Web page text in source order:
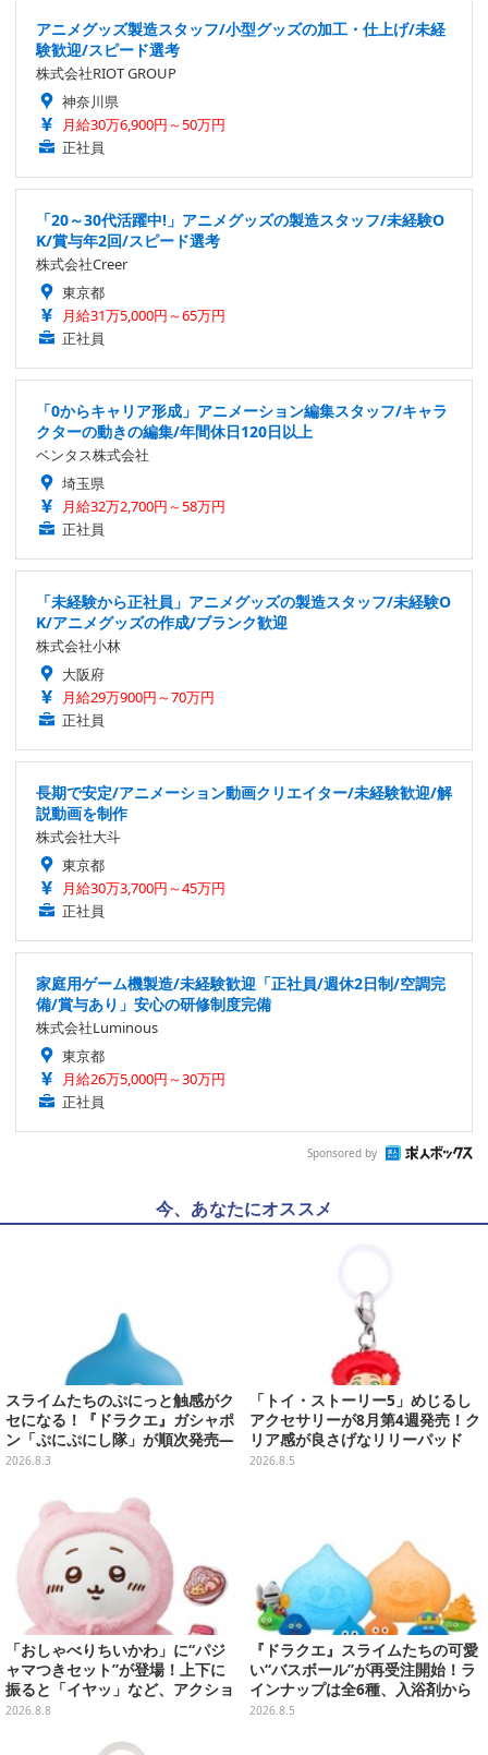
アニメグッズ製造スタッフ/小型グッズの加工・仕上げ/未経
験歓迎/スピード選考
株式会社RIOT GROUP
神奈川県
月給30万6,900円～50万円
正社員
「20～30代活躍中!」アニメグッズの製造スタッフ/未経験O
K/賞与年2回/スピード選考
株式会社Creer
東京都
月給31万5,000円～65万円
正社員
「0からキャリア形成」アニメーション編集スタッフ/キャラ
クターの動きの編集/年間休日120日以上
ベンタス株式会社
埼玉県
月給32万2,700円～58万円
正社員
「未経験から正社員」アニメグッズの製造スタッフ/未経験O
K/アニメグッズの作成/ブランク歓迎
株式会社小林
大阪府
月給29万900円～70万円
正社員
長期で安定/アニメーション動画クリエイター/未経験歓迎/解
説動画を制作
株式会社大斗
東京都
月給30万3,700円～45万円
正社員
家庭用ゲーム機製造/未経験歓迎「正社員/週休2日制/空調完
備/賞与あり」安心の研修制度完備
株式会社Luminous
東京都
月給26万5,000円～30万円
正社員
Sponsored by
今、あなたにオススメ
スライムたちのぷにっと触感がク
セになる！『ドラクエ』ガシャポ
ン「ぷにぷにし隊」が順次発売―
全4種ではぐれメタルは固め
2026.8.3
「トイ・ストーリー5」めじるし
アクセサリーが8月第4週発売！ク
リア感が良さげなリリーパッド
や、ジェシーなど全5種ラインナ
2026.8.5
「おしゃべりちいかわ」に“パジ
ャマつきセット”が登場！上下に
振ると「イヤッ」など、アクショ
ンに応じて喋ってくれる
2026.8.8
『ドラクエ』スライムたちの可愛
い“バスボール”が再受注開始！ラ
インナップは全6種、入浴剤から
モンスターのフィギュアが出てく
2026.8.5